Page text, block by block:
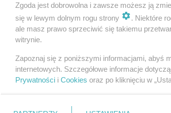
Zgoda jest dobrowolna i zawsze możesz ją
się w lewym dolnym rogu strony
. Niektóre
ale masz prawo sprzeciwić się takiemu
witrynie.
Zapoznaj się z poniższymi informacjami, abyś
internetowych. Szczegółowe informacje
Prywatności i Cookies oraz po kliknięciu w